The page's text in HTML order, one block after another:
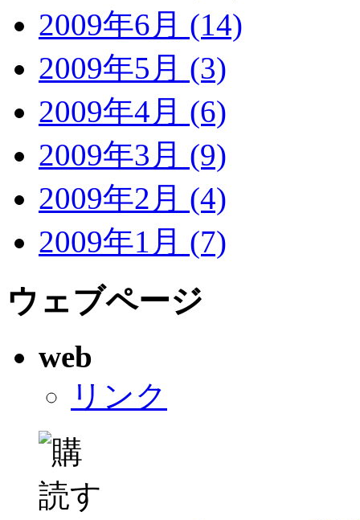
2009年6月 (14)
2009年5月 (3)
2009年4月 (6)
2009年3月 (9)
2009年2月 (4)
2009年1月 (7)
ウェブページ
web
リンク